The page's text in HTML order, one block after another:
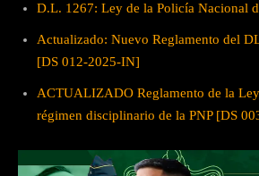
D.L. 1267: Ley de la Policía Nacional
Actualizado: Nuevo Reglamento del
[DS 012-2025-IN]
ACTUALIZADO Reglamento de la
régimen disciplinario de la PNP [DS